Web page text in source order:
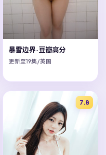
暴雪边界·豆瓣高分
更新至19集/英国
7.8